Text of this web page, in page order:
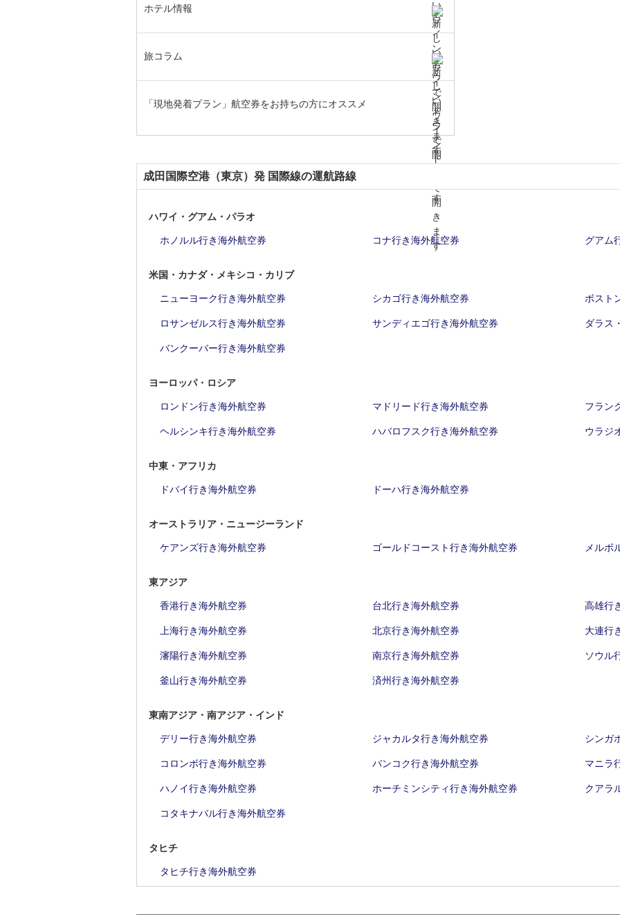
ホテル情報
旅コラム
「現地発着プラン」航空券をお持ちの方にオススメ
成田国際空港（東京）発 国際線の運航路線
ハワイ・グアム・パラオ
ホノルル行き海外航空券 コナ行き海外航空券 グアム
米国・カナダ・メキシコ・カリブ
ニューヨーク行き海外航空券 シカゴ行き海外航空券 ボスト
ロサンゼルス行き海外航空券 サンディエゴ行き海外航空券 ダラス
バンクーバー行き海外航空券
ヨーロッパ・ロシア
ロンドン行き海外航空券 マドリード行き海外航空券 フラン
ヘルシンキ行き海外航空券 ハバロフスク行き海外航空券 ウラジ
中東・アフリカ
ドバイ行き海外航空券 ドーハ行き海外航空券
オーストラリア・ニュージーランド
ケアンズ行き海外航空券 ゴールドコースト行き海外航空券 メルボ
東アジア
香港行き海外航空券 台北行き海外航空券 高雄行
上海行き海外航空券 北京行き海外航空券 大連行
瀋陽行き海外航空券 南京行き海外航空券 ソウル
釜山行き海外航空券 済州行き海外航空券
東南アジア・南アジア・インド
デリー行き海外航空券 ジャカルタ行き海外航空券 シンガ
コロンボ行き海外航空券 バンコク行き海外航空券 マニラ
ハノイ行き海外航空券 ホーチミンシティ行き海外航空券 クアラ
コタキナバル行き海外航空券
タヒチ
タヒチ行き海外航空券